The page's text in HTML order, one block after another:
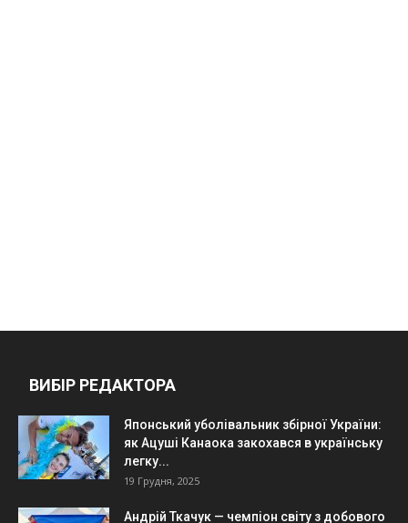
ВИБІР РЕДАКТОРА
Японський уболівальник збірної України:
як Ацуші Канаока закохався в українську
легку...
19 Грудня, 2025
Андрій Ткачук — чемпіон світу з добового